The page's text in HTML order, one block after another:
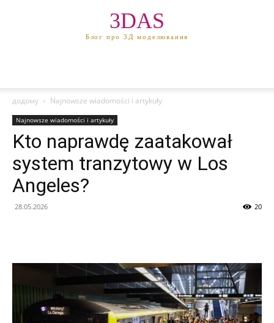
3DAS
Блог про 3Д моделювання
додому Najnowsze wiadomości i artykuły
Najnowsze wiadomości i artykuły
Kto naprawdę zaatakował
system tranzytowy w Los
Angeles?
28.05.2026 20